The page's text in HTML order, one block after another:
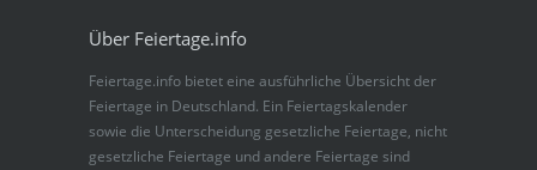
Über Feiertage.info
Feiertage.info bietet eine ausführliche Übersicht der
Feiertage in Deutschland. Ein Feiertagskalender
sowie die Unterscheidung gesetzliche Feiertage, nicht
gesetzliche Feiertage und andere Feiertage sind